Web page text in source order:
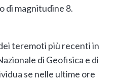
di magnitudine 8.
teremoti più recenti in
di Geofisica e di
se nelle ultime ore